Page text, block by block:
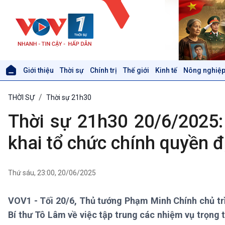
Giới thiệu Thời sự Chính trị Thế giới Kinh tế Nông
Thời sự 18h
Thời sự 21h30
Bản tin
Xã hội
Tin Đời sống & Xã hội
Khoa học & Công nghệ
Tin Khoa học & Công nghệ
THỜI SỰ Thời sự 21h30
Thời sự 21h30 20/6/
khai tổ chức chính quyền
Thứ sáu, 23:00, 20/06/2025
VOV1 - Tối 20/6, Thủ tướng Phạm Minh Chính chủ
Bí thư Tô Lâm về việc tập trung các nhiệm vụ